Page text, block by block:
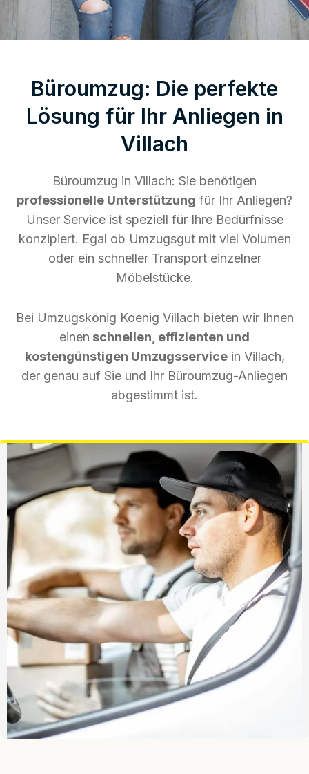
Büroumzug: Die perfekte
Lösung für Ihr Anliegen in
Villach
Büroumzug in Villach: Sie benötigen
professionelle Unterstützung für Ihr Anliegen?
Unser Service ist speziell für Ihre Bedürfnisse
konzipiert. Egal ob Umzugsgut mit viel Volumen
oder ein schneller Transport einzelner
Möbelstücke.
Bei Umzugskönig Koenig Villach bieten wir Ihnen
einen schnellen, effizienten und
kostengünstigen Umzugsservicein Villach,
der genau auf Sie und Ihr Büroumzug-Anliegen
abgestimmt ist.